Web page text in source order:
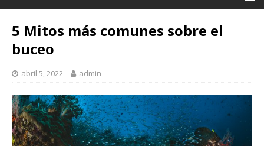
5 Mitos más comunes sobre el
buceo
abril 5, 2022 admin